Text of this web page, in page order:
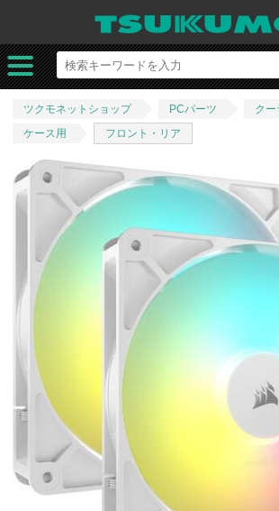
ツクモネットショップ PCパーツ
クー
ケース用
フロント・リア